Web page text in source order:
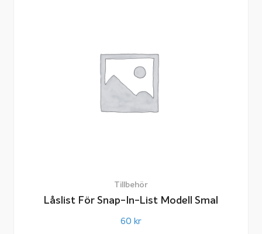
Tillbehör
Låslist För Snap-In-List Modell Smal
60 kr